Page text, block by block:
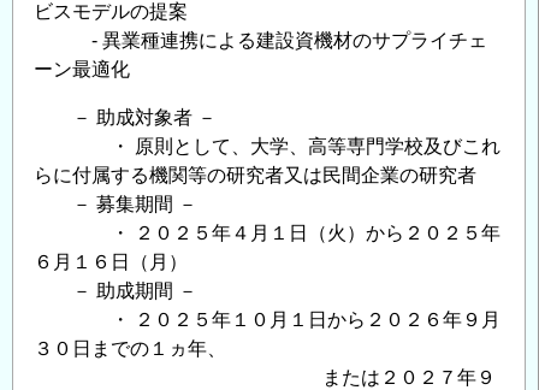
ビスモデルの提案
- 異業種連携による建設資機材のサプライチェ
ーン最適化
－ 助成対象者 －
・ 原則として、大学、高等専門学校及びこれ
らに付属する機関等の研究者又は民間企業の研究者
－ 募集期間 －
・ ２０２５年４月１日（火）から２０２５年
６月１６日（月）
－ 助成期間 －
・ ２０２５年１０月１日から２０２６年９月
３０日までの１ヵ年、
または２０２７年９